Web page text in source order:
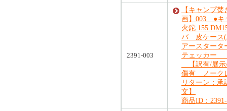
2391-003
【キャンプ
画】003 ●キ
火鉈 155
バ 皮ケース(
アースター
テェッカー
【訳有/展示
傷有 ノーク
リターン：承
文】
商品ID：